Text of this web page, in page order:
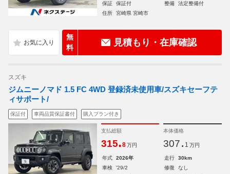
保証
保証付 整備
法定整備付
住所
宮崎県 宮崎市
無
料
見積もり・在庫確認
スズキ
ジムニーノマド 1.5 FC 4WD 登録済未使用車/スズキセーフテ
ィサポート/
保証付 車両品質保証書付 購入プラン付き
支払総額
315.8 万円
本体価格
307. 1 万円
年式 2026年 走行
30km
車検
'29/2 修復
なし